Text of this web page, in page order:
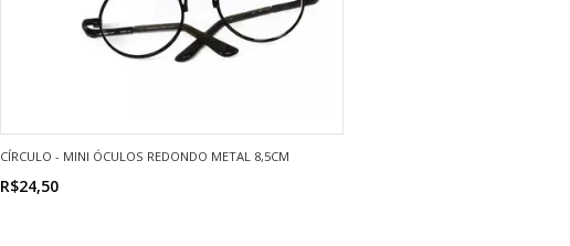
CÍRCULO - MINI ÓCULOS REDONDO METAL 8,5CM
R$24,50